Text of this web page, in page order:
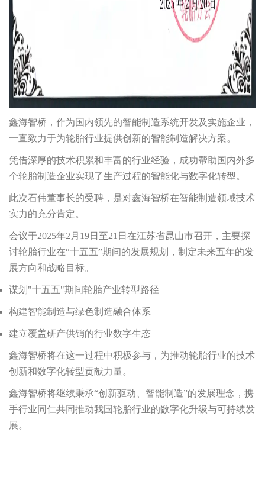
鑫海智桥，作为国内领先的智能制造系统开发及实施企业，
一直致力于为轮胎行业提供创新的智能制造解决方案。
凭借深厚的技术积累和丰富的行业经验，成功帮助国内外多
个轮胎制造企业实现了生产过程的智能化与数字化转型。
此次石伟董事长的受聘，是对鑫海智桥在智能制造领域技术
实力的充分肯定。
会议于2025年2月19日至21日在江苏省昆山市召开，主要探
讨轮胎行业在“十五五”期间的发展规划，制定未来五年的发
展方向和战略目标。
谋划"十五五"期间轮胎产业转型路径
构建智能制造与绿色制造融合体系
建立覆盖研产供销的行业数字生态
鑫海智桥将在这一过程中积极参与，为推动轮胎行业的技术
创新和数字化转型贡献力量。
鑫海智桥将继续秉承“创新驱动、智能制造”的发展理念，携
手行业同仁共同推动我国轮胎行业的数字化升级与可持续发
展。